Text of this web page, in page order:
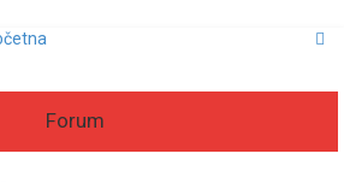
Forum